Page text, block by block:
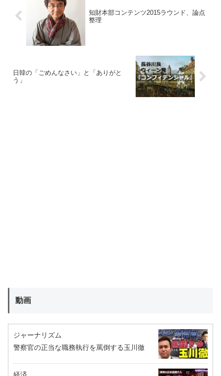
知財本部コンテンツ2015ラウンド、論点
整理
日韓の「ごめんなさい」と「ありがと
う」
動画
ジャーナリズム
警察官の正当な職務執行を罵倒する玉川徹